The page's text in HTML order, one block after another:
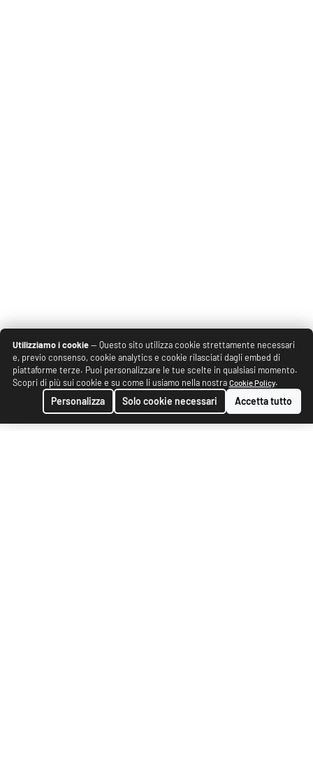
Utilizziamo i cookie— Questo sito utilizza cookie strettamente necessari
e, previo consenso, cookie analytics e cookie rilasciati dagli embed di
piattaforme terze. Puoi personalizzare le tue scelte in qualsiasi momento.
Scopri di più sui cookie e su come li usiamo nella nostra Cookie Policy.
Personalizza Solo cookie necessari Accetta tutto